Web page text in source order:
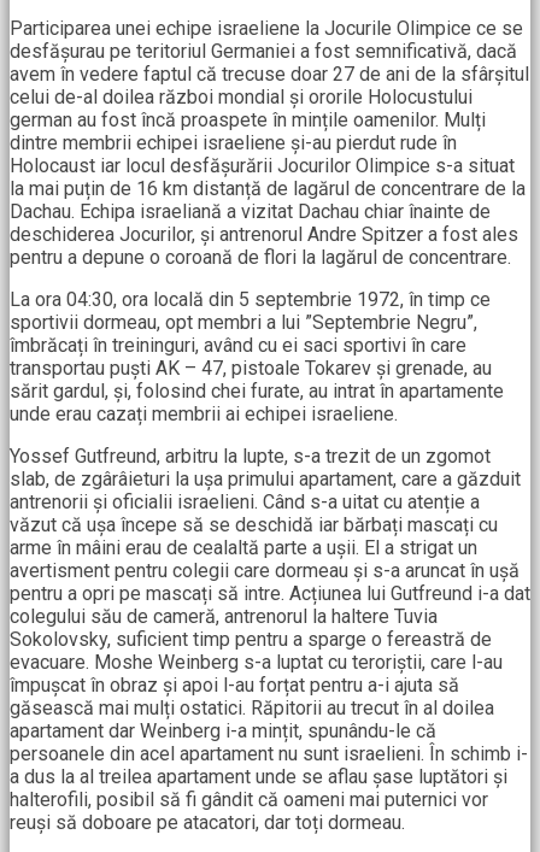
Participarea unei echipe israeliene la Jocurile Olimpice ce se
desfășurau pe teritoriul Germaniei a fost semnificativă, dacă
avem în vedere faptul că trecuse doar 27 de ani de la sfârșitul
celui de-al doilea război mondial și ororile Holocustului
german au fost încă proaspete în mințile oamenilor. Mulți
dintre membrii echipei israeliene și-au pierdut rude în
Holocaust iar locul desfășurării Jocurilor Olimpice s-a situat
la mai puțin de 16 km distanță de lagărul de concentrare de la
Dachau. Echipa israeliană a vizitat Dachau chiar înainte de
deschiderea Jocurilor, și antrenorul Andre Spitzer a fost ales
pentru a depune o coroană de flori la lagărul de concentrare.
La ora 04:30, ora locală din 5 septembrie 1972, în timp ce
sportivii dormeau, opt membri a lui ”Septembrie Negru”,
îmbrăcați în treininguri, având cu ei saci sportivi în care
transportau puști AK – 47, pistoale Tokarev și grenade, au
sărit gardul, și, folosind chei furate, au intrat în apartamente
unde erau cazați membrii ai echipei israeliene.
Yossef Gutfreund, arbitru la lupte, s-a trezit de un zgomot
slab, de zgârâieturi la ușa primului apartament, care a găzduit
antrenorii și oficialii israelieni. Când s-a uitat cu atenție a
văzut că ușa începe să se deschidă iar bărbați mascați cu
arme în mâini erau de cealaltă parte a ușii. El a strigat un
avertisment pentru colegii care dormeau și s-a aruncat în ușă
pentru a opri pe mascați să intre. Acțiunea lui Gutfreund i-a dat
colegului său de cameră, antrenorul la haltere Tuvia
Sokolovsky, suficient timp pentru a sparge o fereastră de
evacuare. Moshe Weinberg s-a luptat cu teroriștii, care l-au
împușcat în obraz și apoi l-au forțat pentru a-i ajuta să
găsească mai mulți ostatici. Răpitorii au trecut în al doilea
apartament dar Weinberg i-a mințit, spunându-le că
persoanele din acel apartament nu sunt israelieni. În schimb i-
a dus la al treilea apartament unde se aflau șase luptători și
halterofili, posibil să fi gândit că oameni mai puternici vor
reuși să doboare pe atacatori, dar toți dormeau.